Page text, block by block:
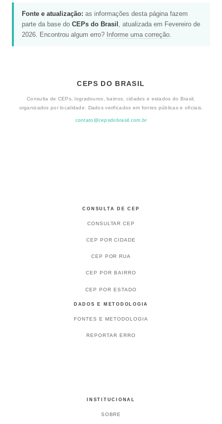
Fonte e atualização: as informações desta página fazem
parte da base do CEPs do Brasil , atualizada em Fevereiro de
2026. Encontrou algum erro? Informe uma correção.
CEPS DO BRASIL
Consulta de CEPs, logradouros, bairros, cidades e estados do Brasil,
organizados por localidade. Dados verificados em fontes públicas e oficiais.
contato@cepsdobrasil.com.br
CONSULTA DE CEP
CONSULTAR CEP
CEP POR CIDADE
CEP POR RUA
CEP POR BAIRRO
CEP POR ESTADO
DADOS E METODOLOGIA
FONTES E METODOLOGIA
REPORTAR ERRO
INSTITUCIONAL
SOBRE